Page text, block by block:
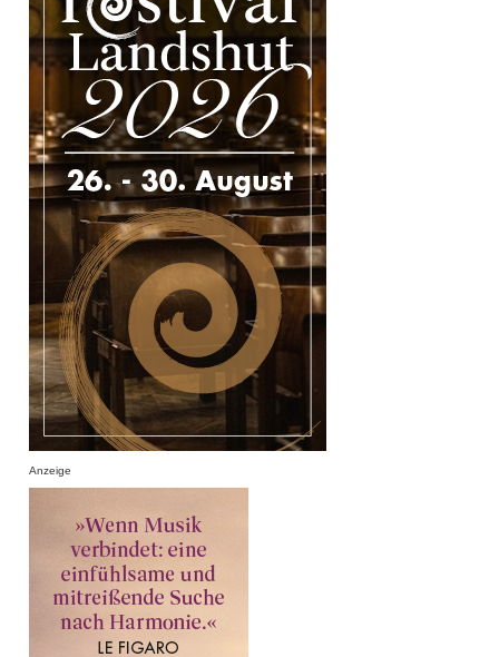
Anzeige